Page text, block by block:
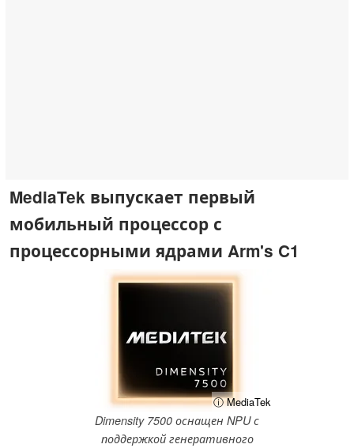
MediaTek выпускает первый
мобильный процессор с
процессорными ядрами Arm's C1
ⓘ MediaTek
Dimensity 7500 оснащен NPU с
поддержкой генеративного